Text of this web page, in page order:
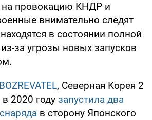
на провокацию КНДР и
внимательно следят
в состоянии полной
за угрозы новых запусков
, Северная Корея 2
2020 году запустила два
в сторону Японского